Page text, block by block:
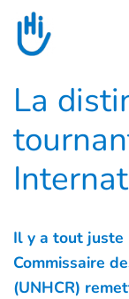
Goto main content
La
Il y a tout juste
Commissaire
(UNHCR)